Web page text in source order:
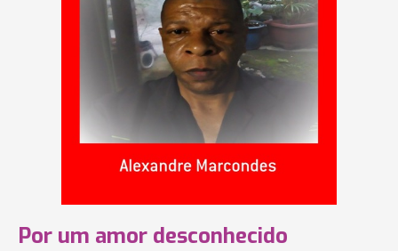
Por um amor desconhecido